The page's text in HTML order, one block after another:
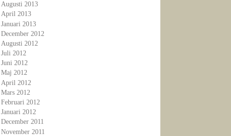
Augusti 2013
April 2013
Januari 2013
December 2012
Augusti 2012
Juli 2012
Juni 2012
Maj 2012
April 2012
Mars 2012
Februari 2012
Januari 2012
December 2011
November 2011